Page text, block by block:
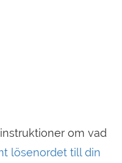
om vad
lösenordet till din